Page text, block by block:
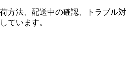
方法、配送中の確認、トラブル対
ています。